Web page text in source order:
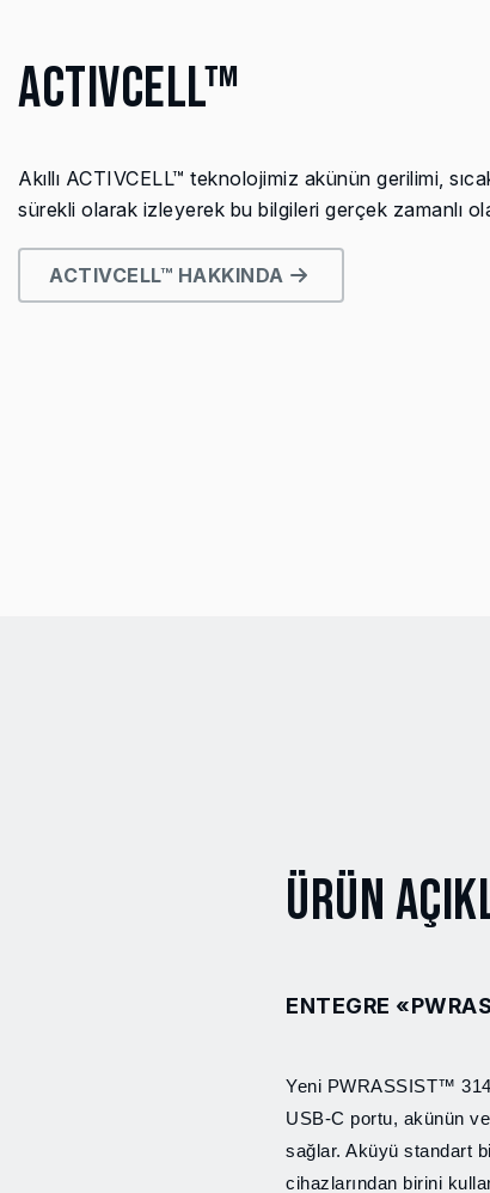
ACTIVCELL™
Akıllı ACTIVCELL™ teknolojimiz akünün gerilimi,
sürekli olarak izleyerek bu bilgileri gerçek zamanlı
ACTIVCELL™ HAKKINDA
Ürün
ENTEGRE
Yeni PWRASSIST™
USB-C portu, akünün
sağlar. Aküyü standart
cihazlarından birini